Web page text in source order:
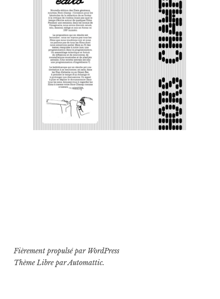
Fièrement propulsé par WordPress
Thème Libre parAutomattic.